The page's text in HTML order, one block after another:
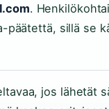
.
päätettä, sillä se
jos lähetät